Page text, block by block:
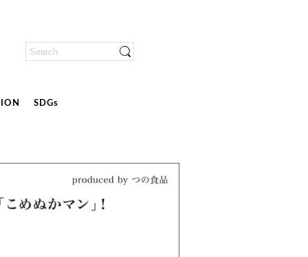
SDGs